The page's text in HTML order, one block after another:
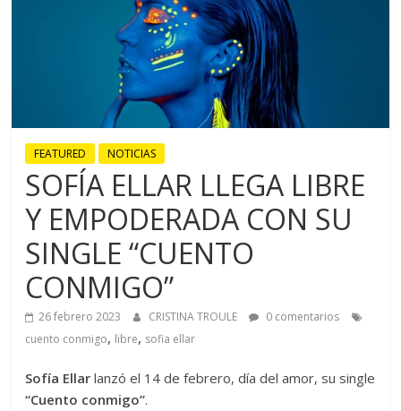
FEATURED NOTICIAS
SOFÍA ELLAR LLEGA LIBRE
Y EMPODERADA CON SU
SINGLE “CUENTO
CONMIGO”
26 febrero 2023 CRISTINA TROULE
0 comentarios
cuento conmigo, libre, sofia ellar
Sofía Ellar lanzó el 14 de febrero, día del amor, su single
“Cuento conmigo”.